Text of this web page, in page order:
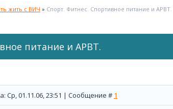
жить с ВИЧ » Спорт. Фитнес. Спортивное питание и АРВТ.
питание и АРВТ.
Ср, 01.11.06, 23:51 | Сообщение # 1